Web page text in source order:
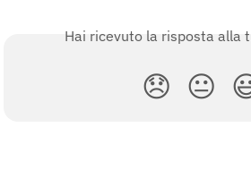
Hai ricevuto la risposta alla
😞 😐